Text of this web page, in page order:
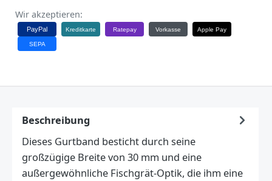
Wir akzeptieren:
PayPal Kreditkarte Ratepay Vorkasse Apple Pay
SEPA
Beschreibung
Dieses Gurtband besticht durch seine
großzügige Breite von 30 mm und eine
außergewöhnliche Fischgrät-Optik, die ihm eine